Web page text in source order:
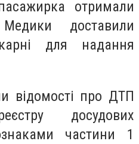
отримали
доставили
для надання
відомості про ДТП
досудових
частини 1